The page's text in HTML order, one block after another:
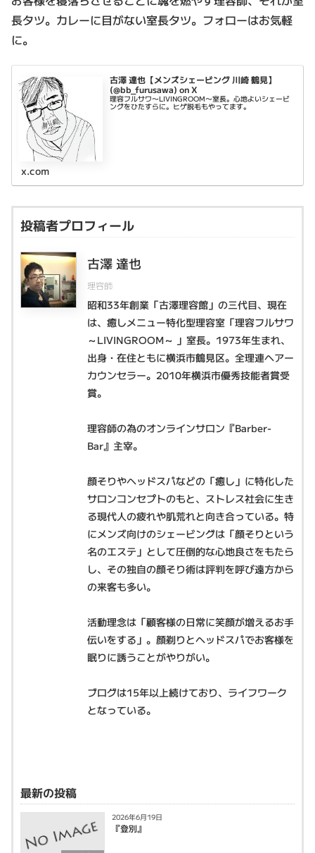
長タツ。カレーに目がない室長タツ。フォローはお気軽
に。
古澤 達也【メンズシェービング 川崎 鶴見】
(@bb_furusawa) on X
理容フルサワ〜LIVINGROOM〜室長。心地よいシェービ
ングをひたすらに。ヒゲ脱毛もやってます。
x.com
投稿者プロフィール
古澤 達也
理容師
昭和33年創業「古澤理容館」の三代目、現在
は、癒しメニュー特化型理容室「理容フルサワ
～LIVINGROOM～ 」室長。1973年生まれ、
出身・在住ともに横浜市鶴見区。全理連ヘアー
カウンセラー。2010年横浜市優秀技能者賞受
賞。
理容師の為のオンラインサロン『Barber-
Bar』主宰。
顔そりやヘッドスパなどの「癒し」に特化した
サロンコンセプトのもと、ストレス社会に生き
る現代人の疲れや肌荒れと向き合っている。特
にメンズ向けのシェービングは「顔そりという
名のエステ」として圧倒的な心地良さをもたら
し、その独自の顔そり術は評判を呼び遠方から
の来客も多い。
活動理念は「顧客様の日常に笑顔が増えるお手
伝いをする」。顔剃りとヘッドスパでお客様を
眠りに誘うことがやりがい。
ブログは15年以上続けており、ライフワーク
となっている。
最新の投稿
2026年6月19日
『登別』